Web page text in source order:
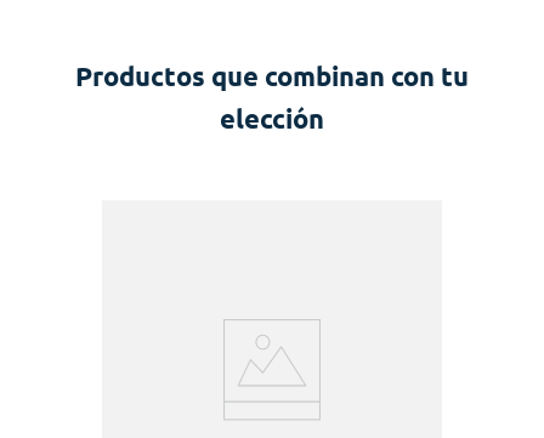
Productos que combinan con tu
elección